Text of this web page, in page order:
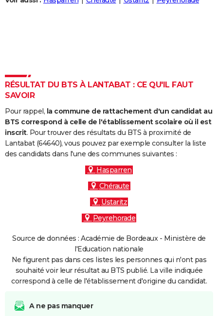
Carte de Noël
Carte Bonne année
Carte Saint-Valentin
Carte Pâques
Carte d'anniversaire
Dictionnaire
Biographies
Citations
Expressions
Proverbes
PROGRAMME TV
COPAINS D'AVANT
S'inscrire
Se connecter
Lycées
Collèges
Primaires
Universités
Entreprises
Service militaire
Avis de recherche
AVIS DE DÉCÈS
RÉSULTAT DU BTS À LANTABAT : CE QU'IL FAUT
SAVOIR
Pour rappel, la commune de rattachement d'un candidat au
BTS correspond à celle de l'établissement scolaire où il est
inscrit. Pour trouver des résultats du BTS à proximité de
Lantabat (64640), vous pouvez par exemple consulter la liste
des candidats dans l'une des communes suivantes :
Hasparren
Chéraute
Ustaritz
Peyrehorade
Source de données : Académie de Bordeaux - Ministère de
l'Education nationale
Ne figurent pas dans ces listes les personnes qui n'ont pas
souhaité voir leur résultat au BTS publié. La ville indiquée
correspond à celle de l'établissement d'origine du candidat.
A ne pas manquer